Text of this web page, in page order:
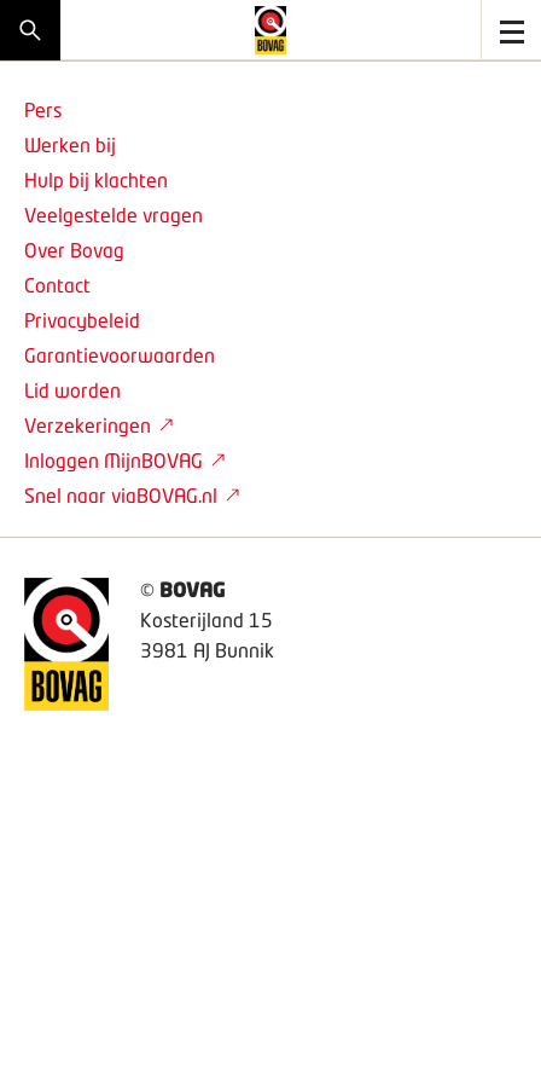
© BOVAG
Kosterijland 15
3981 AJ Bunnik
Pers
Werken bij
Hulp bij klachten
Veelgestelde vragen
Over Bovag
Contact
Privacybeleid
Garantievoorwaarden
Lid worden
Verzekeringen
Inloggen MijnBOVAG
Snel naar viaBOVAG.nl